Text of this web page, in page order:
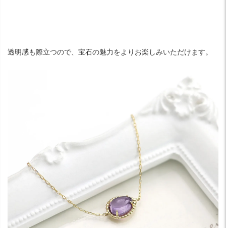
透明感も際立つので、宝石の魅力をよりお楽しみいただけます。